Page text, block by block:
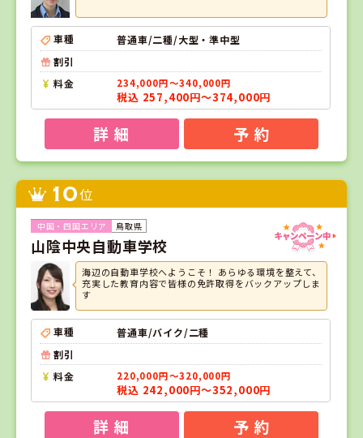
車種
普通車/二種/大型・準中型
割引
料金
234,000円～340,000円
税込 257,400円～374,000円
詳 細 予 約
10位
鳥取県
山陰中央自動車学校
海辺の自動車学校へようこそ！ あらゆる環境を整えて、
充実した教育内容で皆様の免許取得をバックアップしま
す
車種
普通車/バイク/二種
割引
料金
220,000円～320,000円
税込 242,000円～352,000円
詳 細 予 約